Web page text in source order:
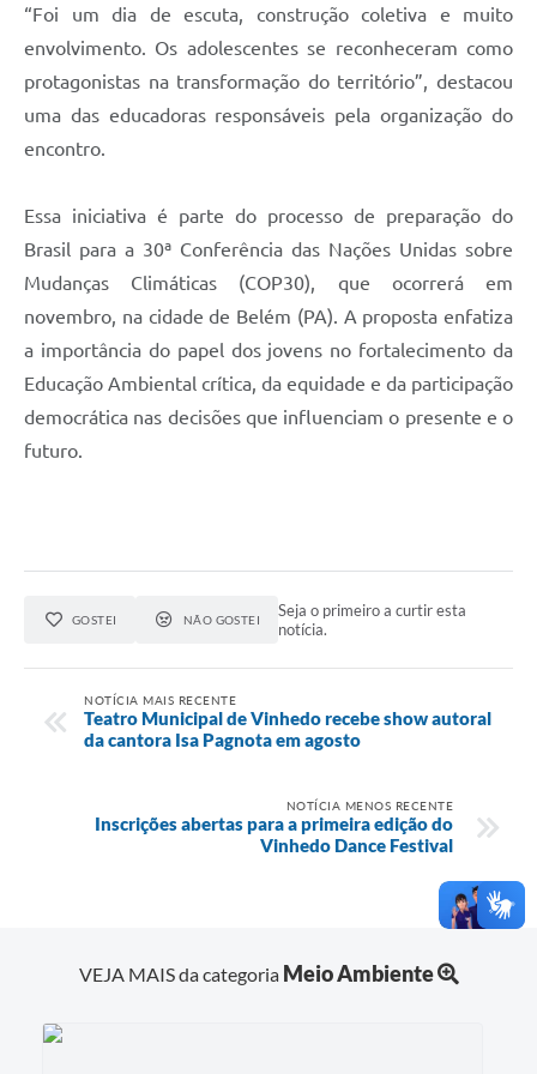
“Foi um dia de escuta, construção coletiva e muito
envolvimento. Os adolescentes se reconheceram como
protagonistas na transformação do território”, destacou
uma das educadoras responsáveis pela organização do
encontro.
Essa iniciativa é parte do processo de preparação do
Brasil para a 30ª Conferência das Nações Unidas sobre
Mudanças Climáticas (COP30), que ocorrerá em
novembro, na cidade de Belém (PA). A proposta enfatiza
a importância do papel dos jovens no fortalecimento da
Educação Ambiental crítica, da equidade e da participação
democrática nas decisões que influenciam o presente e o
futuro.
GOSTEI NÃO GOSTEI
Seja o primeiro a curtir esta
notícia.
NOTÍCIA MAIS RECENTE
Teatro Municipal de Vinhedo recebe show autoral
da cantora Isa Pagnota em agosto
NOTÍCIA MENOS RECENTE
Inscrições abertas para a primeira edição do
Vinhedo Dance Festival
VEJA MAIS da categoria Meio Ambiente